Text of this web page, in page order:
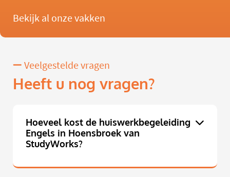
Bekijk al onze vakken
Veelgestelde vragen
Heeft u nog vragen?
Hoeveel kost de huiswerkbegeleiding
Engels in Hoensbroek van
StudyWorks?